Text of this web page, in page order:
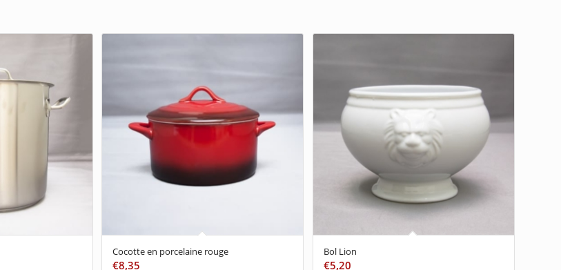
Cocotte en porcelaine rouge
€8,35
Bol Lion
€5,20